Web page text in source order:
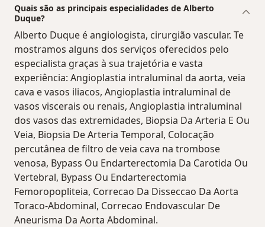
Quais são as principais especialidades de Alberto
Duque?
Alberto Duque é angiologista, cirurgião vascular. Te
mostramos alguns dos serviços oferecidos pelo
especialista graças à sua trajetória e vasta
experiência: Angioplastia intraluminal da aorta, veia
cava e vasos iliacos, Angioplastia intraluminal de
vasos viscerais ou renais, Angioplastia intraluminal
dos vasos das extremidades, Biopsia Da Arteria E Ou
Veia, Biopsia De Arteria Temporal, Colocação
percutânea de filtro de veia cava na trombose
venosa, Bypass Ou Endarterectomia Da Carotida Ou
Vertebral, Bypass Ou Endarterectomia
Femoropopliteia, Correcao Da Disseccao Da Aorta
Toraco-Abdominal, Correcao Endovascular De
Aneurisma Da Aorta Abdominal.